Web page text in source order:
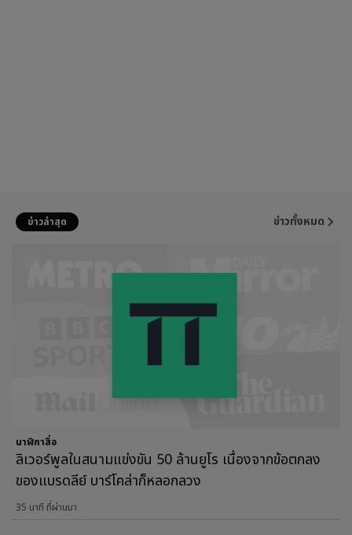
ข่าวล่าสุด ข่าวทั้งหมด
นาฬิกาสื่อ
ลิเวอร์พูลในสนามแข่งขัน 50 ล้านยูโร เนื่องจากข้อตกลง
ของแบรดลีย์ บาร์โคล่าก็หลอกลวง
35 นาที ที่ผ่านมา